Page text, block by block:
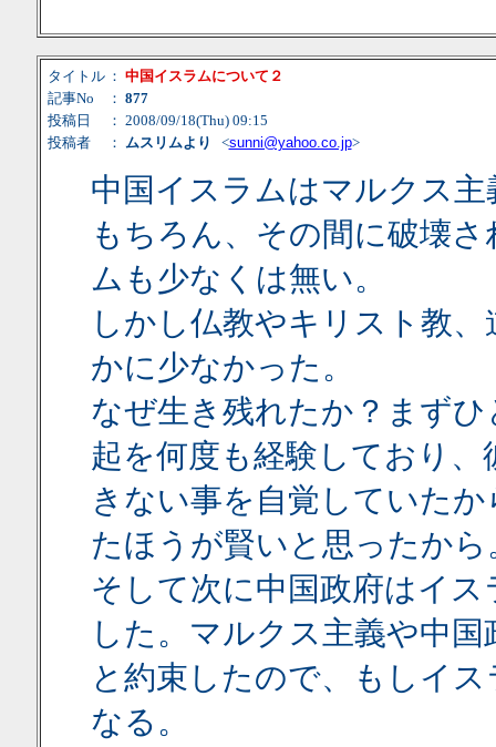
タイトル ： 中国イスラムについて２
記事No
： 877
投稿日
： 2008/09/18(Thu) 09:15
投稿者
： ムスリムより <sunni@yahoo.co.jp>
中国イスラムはマルクス
もちろん、その間に破壊
ムも少なくは無い。
しかし仏教やキリスト教
かに少なかった。
なぜ生き残れたか？まず
起を何度も経験しており
きない事を自覚していた
たほうが賢いと思ったから
そして次に中国政府はイ
した。マルクス主義や中
と約束したので、もしイ
なる。